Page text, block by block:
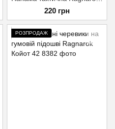
220 грн
РОЗПРОДАЖ